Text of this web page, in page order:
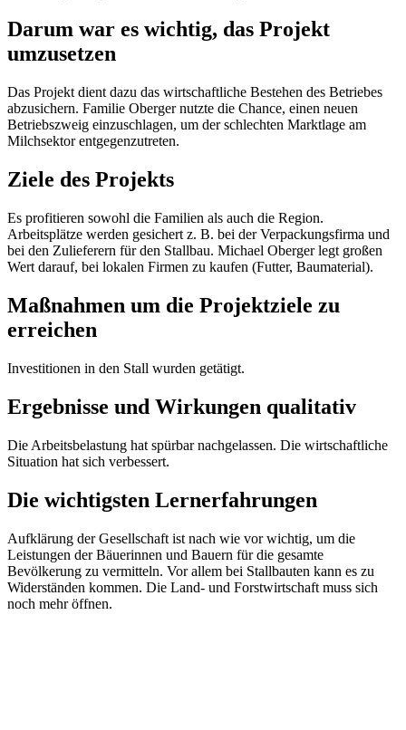
Darum war es wichtig, das Projekt
umzusetzen
Das Projekt dient dazu das wirtschaftliche Bestehen des Betriebes
abzusichern. Familie Oberger nutzte die Chance, einen neuen
Betriebszweig einzuschlagen, um der schlechten Marktlage am
Milchsektor entgegenzutreten.
Ziele des Projekts
Es profitieren sowohl die Familien als auch die Region.
Arbeitsplätze werden gesichert z. B. bei der Verpackungsfirma und
bei den Zulieferern für den Stallbau. Michael Oberger legt großen
Wert darauf, bei lokalen Firmen zu kaufen (Futter, Baumaterial).
Maßnahmen um die Projektziele zu
erreichen
Investitionen in den Stall wurden getätigt.
Ergebnisse und Wirkungen qualitativ
Die Arbeitsbelastung hat spürbar nachgelassen. Die wirtschaftliche
Situation hat sich verbessert.
Die wichtigsten Lernerfahrungen
Aufklärung der Gesellschaft ist nach wie vor wichtig, um die
Leistungen der Bäuerinnen und Bauern für die gesamte
Bevölkerung zu vermitteln. Vor allem bei Stallbauten kann es zu
Widerständen kommen. Die Land- und Forstwirtschaft muss sich
noch mehr öffnen.